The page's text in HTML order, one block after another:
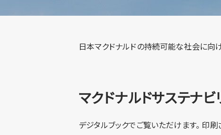
働きがいをすべての人に
日本マクドナルドの持続可能な社会に向
マクドナルドサステナ
デジタルブックでご覧いただけます。 印